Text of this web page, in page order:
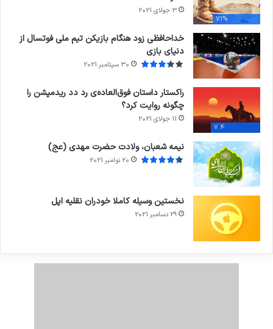
71%
3 جولای 2021
خداحافظی زود هنگام بازیکن تیم ملی فوتسال از
دنیای بازی
30 سپتامبر 2021
7.4
راکستار داستان فوق‌العاده‌ی رد دد ریدمپشن را
چگونه روایت کرد؟
11 جولای 2021
نیمه شعبان، ولادت حضرت مهدی (عج)
20 نوامبر 2021
نخستین وسیله کاملا خودران نقلیه اپل
29 دسامبر 2021